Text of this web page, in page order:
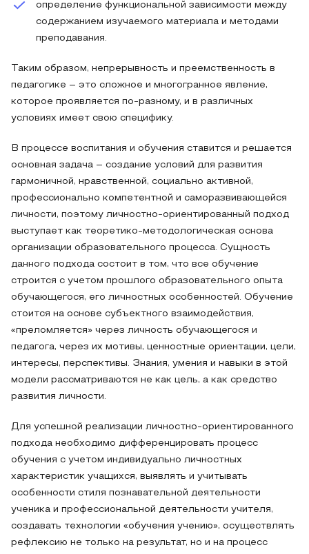
определение функциональной зависимости между
содержанием изучаемого материала и методами
преподавания.
Таким образом, непрерывность и преемственность в
педагогике – это сложное и многогранное явление,
которое проявляется по-разному, и в различных
условиях имеет свою специфику.
В процессе воспитания и обучения ставится и решается
основная задача – создание условий для развития
гармоничной, нравственной, социально активной,
профессионально компетентной и саморазвивающейся
личности, поэтому личностно-ориентированный подход
выступает как теоретико-методологическая основа
организации образовательного процесса. Сущность
данного подхода состоит в том, что все обучение
строится с учетом прошлого образовательного опыта
обучающегося, его личностных особенностей. Обучение
стоится на основе субъектного взаимодействия,
«преломляется» через личность обучающегося и
педагога, через их мотивы, ценностные ориентации, цели,
интересы, перспективы. Знания, умения и навыки в этой
модели рассматриваются не как цель, а как средство
развития личности.
Для успешной реализации личностно-ориентированного
подхода необходимо дифференцировать процесс
обучения с учетом индивидуально личностных
характеристик учащихся, выявлять и учитывать
особенности стиля познавательной деятельности
ученика и профессиональной деятельности учителя,
создавать технологии «обучения учению», осуществлять
рефлексию не только на результат, но и на процесс